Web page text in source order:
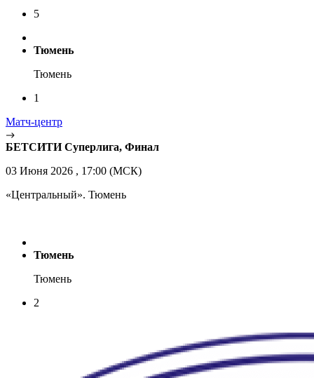
5
Тюмень
Тюмень
1
Матч-центр
БЕТСИТИ Суперлига, Финал
03 Июня 2026 , 17:00 (МСК)
«Центральный». Тюмень
Тюмень
Тюмень
2